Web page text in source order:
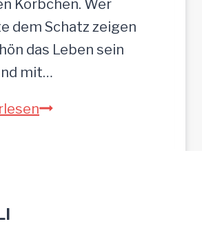
Körbchen. Wer
dem Schatz zeigen
das Leben sein
mit…
Z